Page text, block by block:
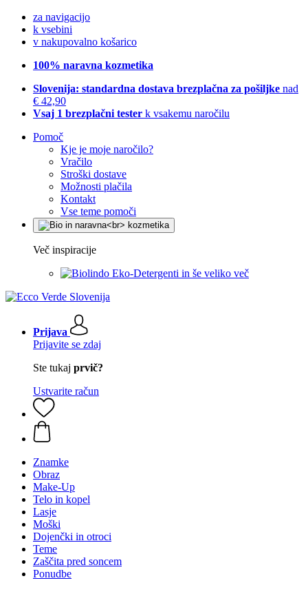
za navigacijo
k vsebini
v nakupovalno košarico
100% naravna kozmetika
Slovenija: standardna dostava brezplačna za pošiljke nad
€ 42,90
Vsaj 1 brezplačni tester k vsakemu naročilu
Pomoč
Kje je moje naročilo?
Vračilo
Stroški dostave
Možnosti plačila
Kontakt
Vse teme pomoči
Več inspiracije
Eko-Detergenti in še veliko več
Prijava
Prijavite se zdaj
Ste tukaj prvič?
Ustvarite račun
Znamke
Obraz
Make-Up
Telo in kopel
Lasje
Moški
Dojenčki in otroci
Teme
Zaščita pred soncem
Ponudbe